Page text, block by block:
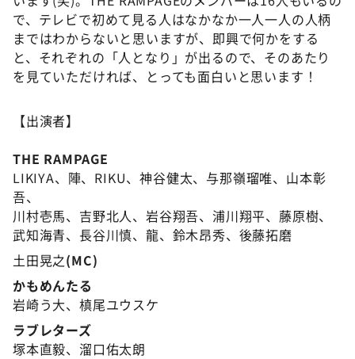
で、テレビで初めて見る人はなかなか一人一人の人柄
まではわからないと思いますが、即興で何かをする
と、それぞれの「人となり」が出るので、そのあたり
を見ていただければ、とっても面白いと思います！
【出演者】
THE RAMPAGE
LIKIYA、陣、RIKU、神谷健太、与那嶺瑠唯、山本彰
吾、
川村壱馬、吉野北人、岩谷翔吾、浦川翔平、藤原樹、
武知海青、長谷川慎、龍、鈴木昂秀、後藤拓磨
土田晃之(MC)
かもめんたる
岩崎う大、槙尾ユウスケ
ラブレターズ
塚本直毅、溜口佑太朗